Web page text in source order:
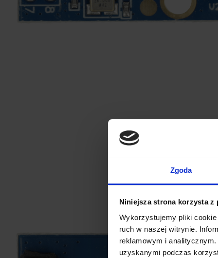
Zgoda
Niniejsza strona korzysta z
Wykorzystujemy pliki
ruch w naszej witrynie.
reklamowym i
uzyskanymi podczas